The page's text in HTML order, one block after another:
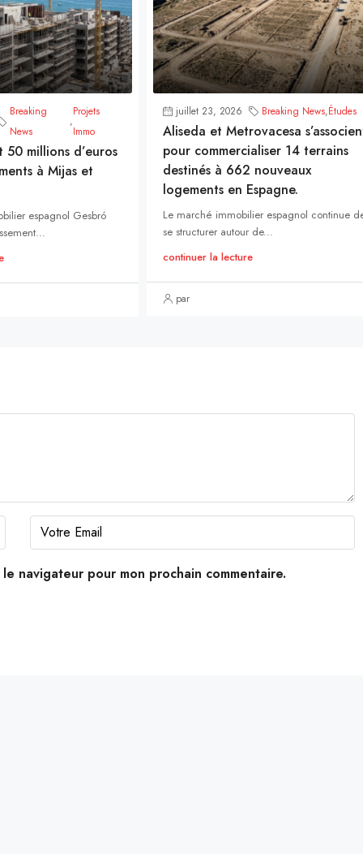
Breaking
News
,
Projets
Immo
millions d’euros
à Mijas et
espagnol Gesbró
juillet 23, 2026 Breaking News,Études
Aliseda et Metrovacesa
pour commercialiser 14 terrains
destinés à 662 nouveaux
logements en Espagne.
Le marché immobilier espagnol continue
se structurer autour de...
continuer la lecture
par
navigateur pour mon prochain commentaire.